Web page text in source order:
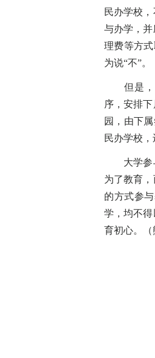
民办学校
与办学，
理费等方
为说“不”。
但是，对
序，安排
园，由下
民办学校
大学参与
为了教育
的方式参
学，均不
育初心。（